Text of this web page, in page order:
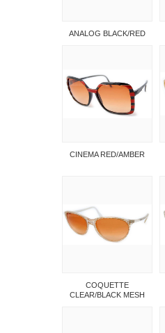
ANALOG BLACK/RED
CINEMA RED/AMBER
COQUETTE
CLEAR/BLACK MESH